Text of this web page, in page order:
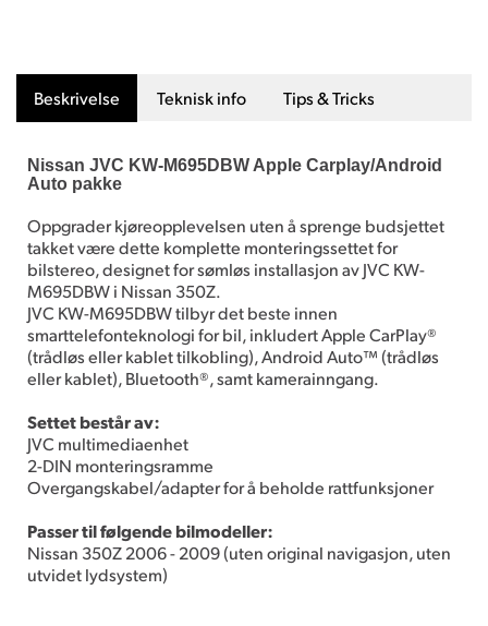
Beskrivelse Teknisk info Tips & Tricks
Nissan JVC KW-M695DBW Apple Carplay/Android
Auto pakke
Oppgrader kjøreopplevelsen uten å sprenge budsjettet
takket være dette komplette monteringssettet for
bilstereo, designet for sømløs installasjon av JVC KW-
M695DBW i Nissan 350Z.
JVC KW-M695DBW tilbyr det beste innen
smarttelefonteknologi for bil, inkludert Apple CarPlay®
(trådløs eller kablet tilkobling), Android Auto™ (trådløs
eller kablet), Bluetooth®, samt kamerainngang.
Settet består av:
JVC multimediaenhet
2-DIN monteringsramme
Overgangskabel/adapter for å beholde rattfunksjoner
Passer til følgende bilmodeller:
Nissan 350Z 2006 - 2009 (uten original navigasjon, uten
utvidet lydsystem)